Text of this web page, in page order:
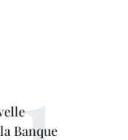
Banque